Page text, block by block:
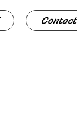
Contact